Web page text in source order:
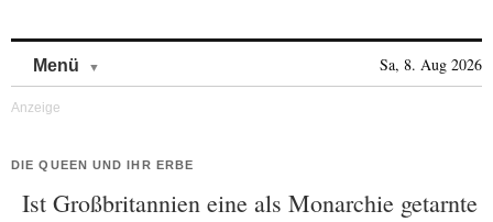
Menü Sa, 8. Aug 2026
DIE QUEEN UND IHR ERBE
Ist Großbritannien eine als Monarchie getarnte